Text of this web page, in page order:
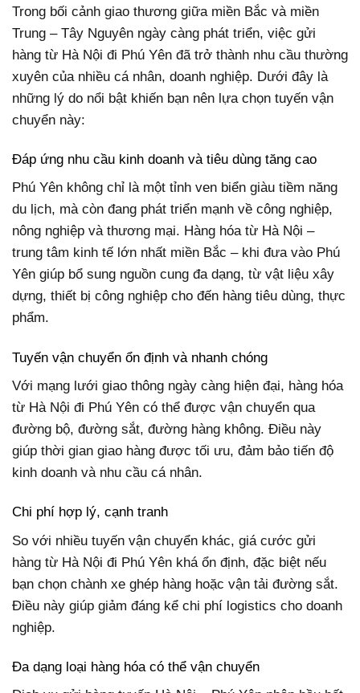
Trong bối cảnh giao thương giữa miền Bắc và miền
Trung – Tây Nguyên ngày càng phát triển, việc gửi
hàng từ Hà Nội đi Phú Yên đã trở thành nhu cầu thường
xuyên của nhiều cá nhân, doanh nghiệp. Dưới đây là
những lý do nổi bật khiến bạn nên lựa chọn tuyến vận
chuyển này:
Đáp ứng nhu cầu kinh doanh và tiêu dùng tăng cao
Phú Yên không chỉ là một tỉnh ven biển giàu tiềm năng
du lịch, mà còn đang phát triển mạnh về công nghiệp,
nông nghiệp và thương mại. Hàng hóa từ Hà Nội –
trung tâm kinh tế lớn nhất miền Bắc – khi đưa vào Phú
Yên giúp bổ sung nguồn cung đa dạng, từ vật liệu xây
dựng, thiết bị công nghiệp cho đến hàng tiêu dùng, thực
phẩm.
Tuyến vận chuyển ổn định và nhanh chóng
Với mạng lưới giao thông ngày càng hiện đại, hàng hóa
từ Hà Nội đi Phú Yên có thể được vận chuyển qua
đường bộ, đường sắt, đường hàng không. Điều này
giúp thời gian giao hàng được tối ưu, đảm bảo tiến độ
kinh doanh và nhu cầu cá nhân.
Chi phí hợp lý, cạnh tranh
So với nhiều tuyến vận chuyển khác, giá cước gửi
hàng từ Hà Nội đi Phú Yên khá ổn định, đặc biệt nếu
bạn chọn chành xe ghép hàng hoặc vận tải đường sắt.
Điều này giúp giảm đáng kể chi phí logistics cho doanh
nghiệp.
Đa dạng loại hàng hóa có thể vận chuyển